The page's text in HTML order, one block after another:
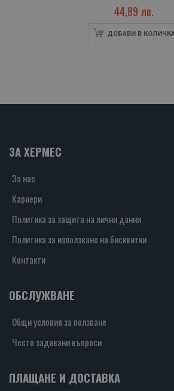
44,89 лв.
ДОБАВИ В
ЗА ХЕРМЕС
За нас
Кариери
Политика за защита на лични данни
Политика за използване на бисквитки
Контакти
ОБСЛУЖВАНЕ
Общи условия за ползване
Често задавани въпроси
ПЛАЩАНЕ И ДОСТАВКА